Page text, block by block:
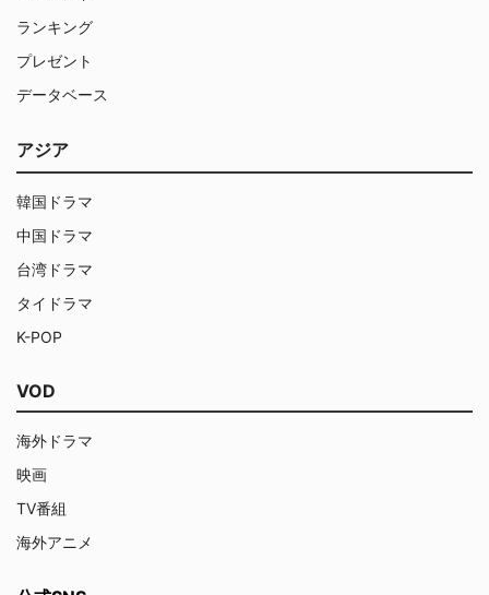
ランキング
プレゼント
データベース
アジア
韓国ドラマ
中国ドラマ
台湾ドラマ
タイドラマ
K-POP
VOD
海外ドラマ
映画
TV番組
海外アニメ